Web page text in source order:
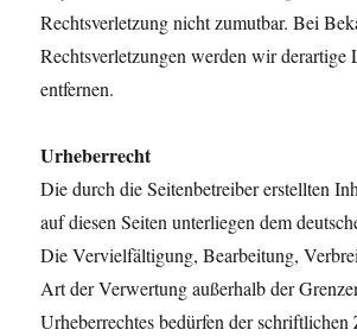
Rechtsverletzung nicht zumutbar. Bei
Rechtsverletzungen werden wir derartige
entfernen.
Urheberrecht
Die durch die Seitenbetreiber erstellten
auf diesen Seiten unterliegen dem
Die Vervielfältigung, Bearbeitung,
Art der Verwertung außerhalb der
Urheberrechtes bedürfen der schriftlichen